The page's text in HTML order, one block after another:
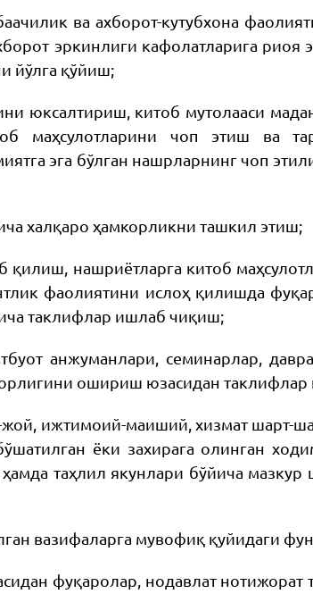
ва ахборот-кутубхона
эркинлиги кафолатларига
йўлга қўйиш;
юксалтириш, китоб мутолааси
маҳсулотларини чоп этиш ва
эга бўлган нашрларнинг чоп
халқаро ҳамкорликни ташкил этиш;
қилиш, нашриётларга китоб
фаолиятини ислоҳ қилишда
таклифлар ишлаб чиқиш;
анжуманлари, семинарлар,
ошириш юзасидан
ижтимоий-маиший, хизмат шарт-
ёки захирага олинган
таҳлил якунлари бўйича
вазифаларга мувофиқ қуйидаги
фуқаролар, нодавлат